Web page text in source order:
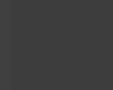
onze trampoline
zorg voor je
ontworpen voor
zodat je binnen